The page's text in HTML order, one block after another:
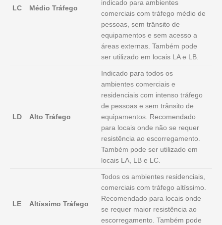
LC Médio Tráfego
indicado para ambientes
comerciais com tráfego médio de
pessoas, sem trânsito de
equipamentos e sem acesso a
áreas externas. Também pode
ser utilizado em locais LA e LB.
LD Alto Tráfego
Indicado para todos os
ambientes comerciais e
residenciais com intenso tráfego
de pessoas e sem trânsito de
equipamentos. Recomendado
para locais onde não se requer
resistência ao escorregamento.
Também pode ser utilizado em
locais LA, LB e LC.
LE Altíssimo Tráfego
Todos os ambientes residenciais,
comerciais com tráfego altíssimo.
Recomendado para locais onde
se requer maior resistência ao
escorregamento. Também pode